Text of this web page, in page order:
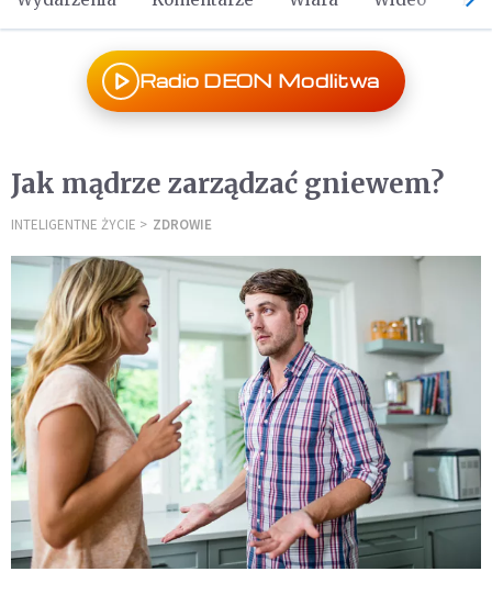
Radio DEON Modlitwa
Jak mądrze zarządzać gniewem?
INTELIGENTNE ŻYCIE ZDROWIE